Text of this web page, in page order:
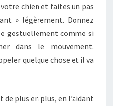
chien et faites un pas
» légèrement. Donnez
gestuellement comme si
dans le mouvement.
quelque chose et il va
plus en plus, en l’aidant